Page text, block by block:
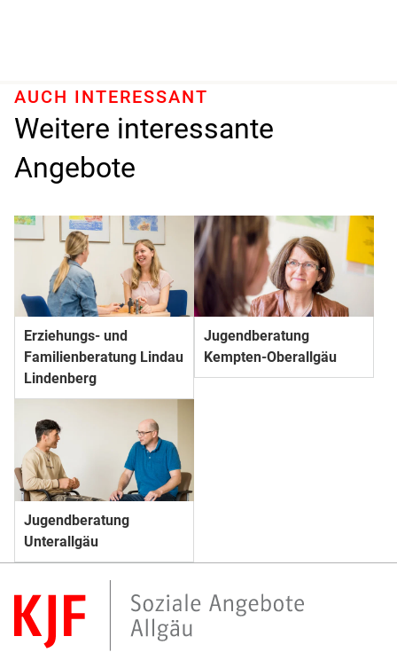
Weitere interessante
Angebote
AUCH INTERESSANT
Erziehungs- und
Familienberatung Lindau
Lindenberg
Jugendberatung
Kempten-Oberallgäu
Jugendberatung
Unterallgäu